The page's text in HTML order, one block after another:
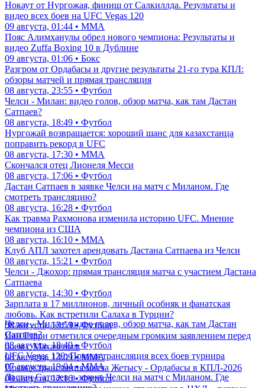
Нокаут от Нургожая, финиш от Салкиллда. Результаты и
видео всех боев на UFC Vegas 120
09 августа, 01:44 • ММА
Пояс Алимханулы обрел нового чемпиона: Результаты и
видео Zuffa Boxing 10 в Дублине
09 августа, 01:06 • Бокс
Разгром от Ордабасы и другие результаты 21-го тура КПЛ:
обзоры матчей и прямая трансляция
08 августа, 23:55 • Футбол
Челси - Милан: видео голов, обзор матча, как там Дастан
Сатпаев?
08 августа, 18:49 • Футбол
Нургожай возвращается: хороший шанс для казахстанца
поправить рекорд в UFC
08 августа, 17:30 • ММА
Скончался отец Лионеля Месси
08 августа, 17:06 • Футбол
Дастан Сатпаев в заявке Челси на матч с Миланом. Где
смотреть трансляцию?
08 августа, 16:28 • Футбол
Как травма Рахмонова изменила историю UFC. Мнение
чемпиона из США
08 августа, 16:10 • ММА
Клуб АПЛ захотел арендовать Дастана Сатпаева из Челси
08 августа, 15:21 • Футбол
Челси - Джохор: прямая трансляция матча с участием Дастана
Сатпаева
08 августа, 14:30 • Футбол
Зарплата в 17 миллионов, личный особняк и фанатская
любовь. Как встретили Салаха в Турции?
08 августа, 13:59 • Футбол
Иан Гэрри отметился очередным громким заявлением перед
боем с Махачевым
08 августа, 13:09 • ММА
Прямая трансляция матча Жетысу - Ордабасы в КПЛ-2026
08 августа, 12:16 • Футбол
Челси - Милан: видео голов, обзор матча, как там Дастан
Сатпаев?
08 августа, 18:49 • Футбол
UFC Vegas 120: Прямая трансляция всех боев турнира
07 августа, 19:04 • ММА
Дастан Сатпаев в заявке Челси на матч с Миланом. Где